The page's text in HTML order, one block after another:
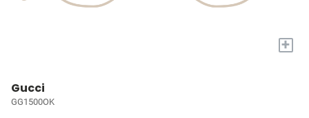
+
Gucci
GG1500OK